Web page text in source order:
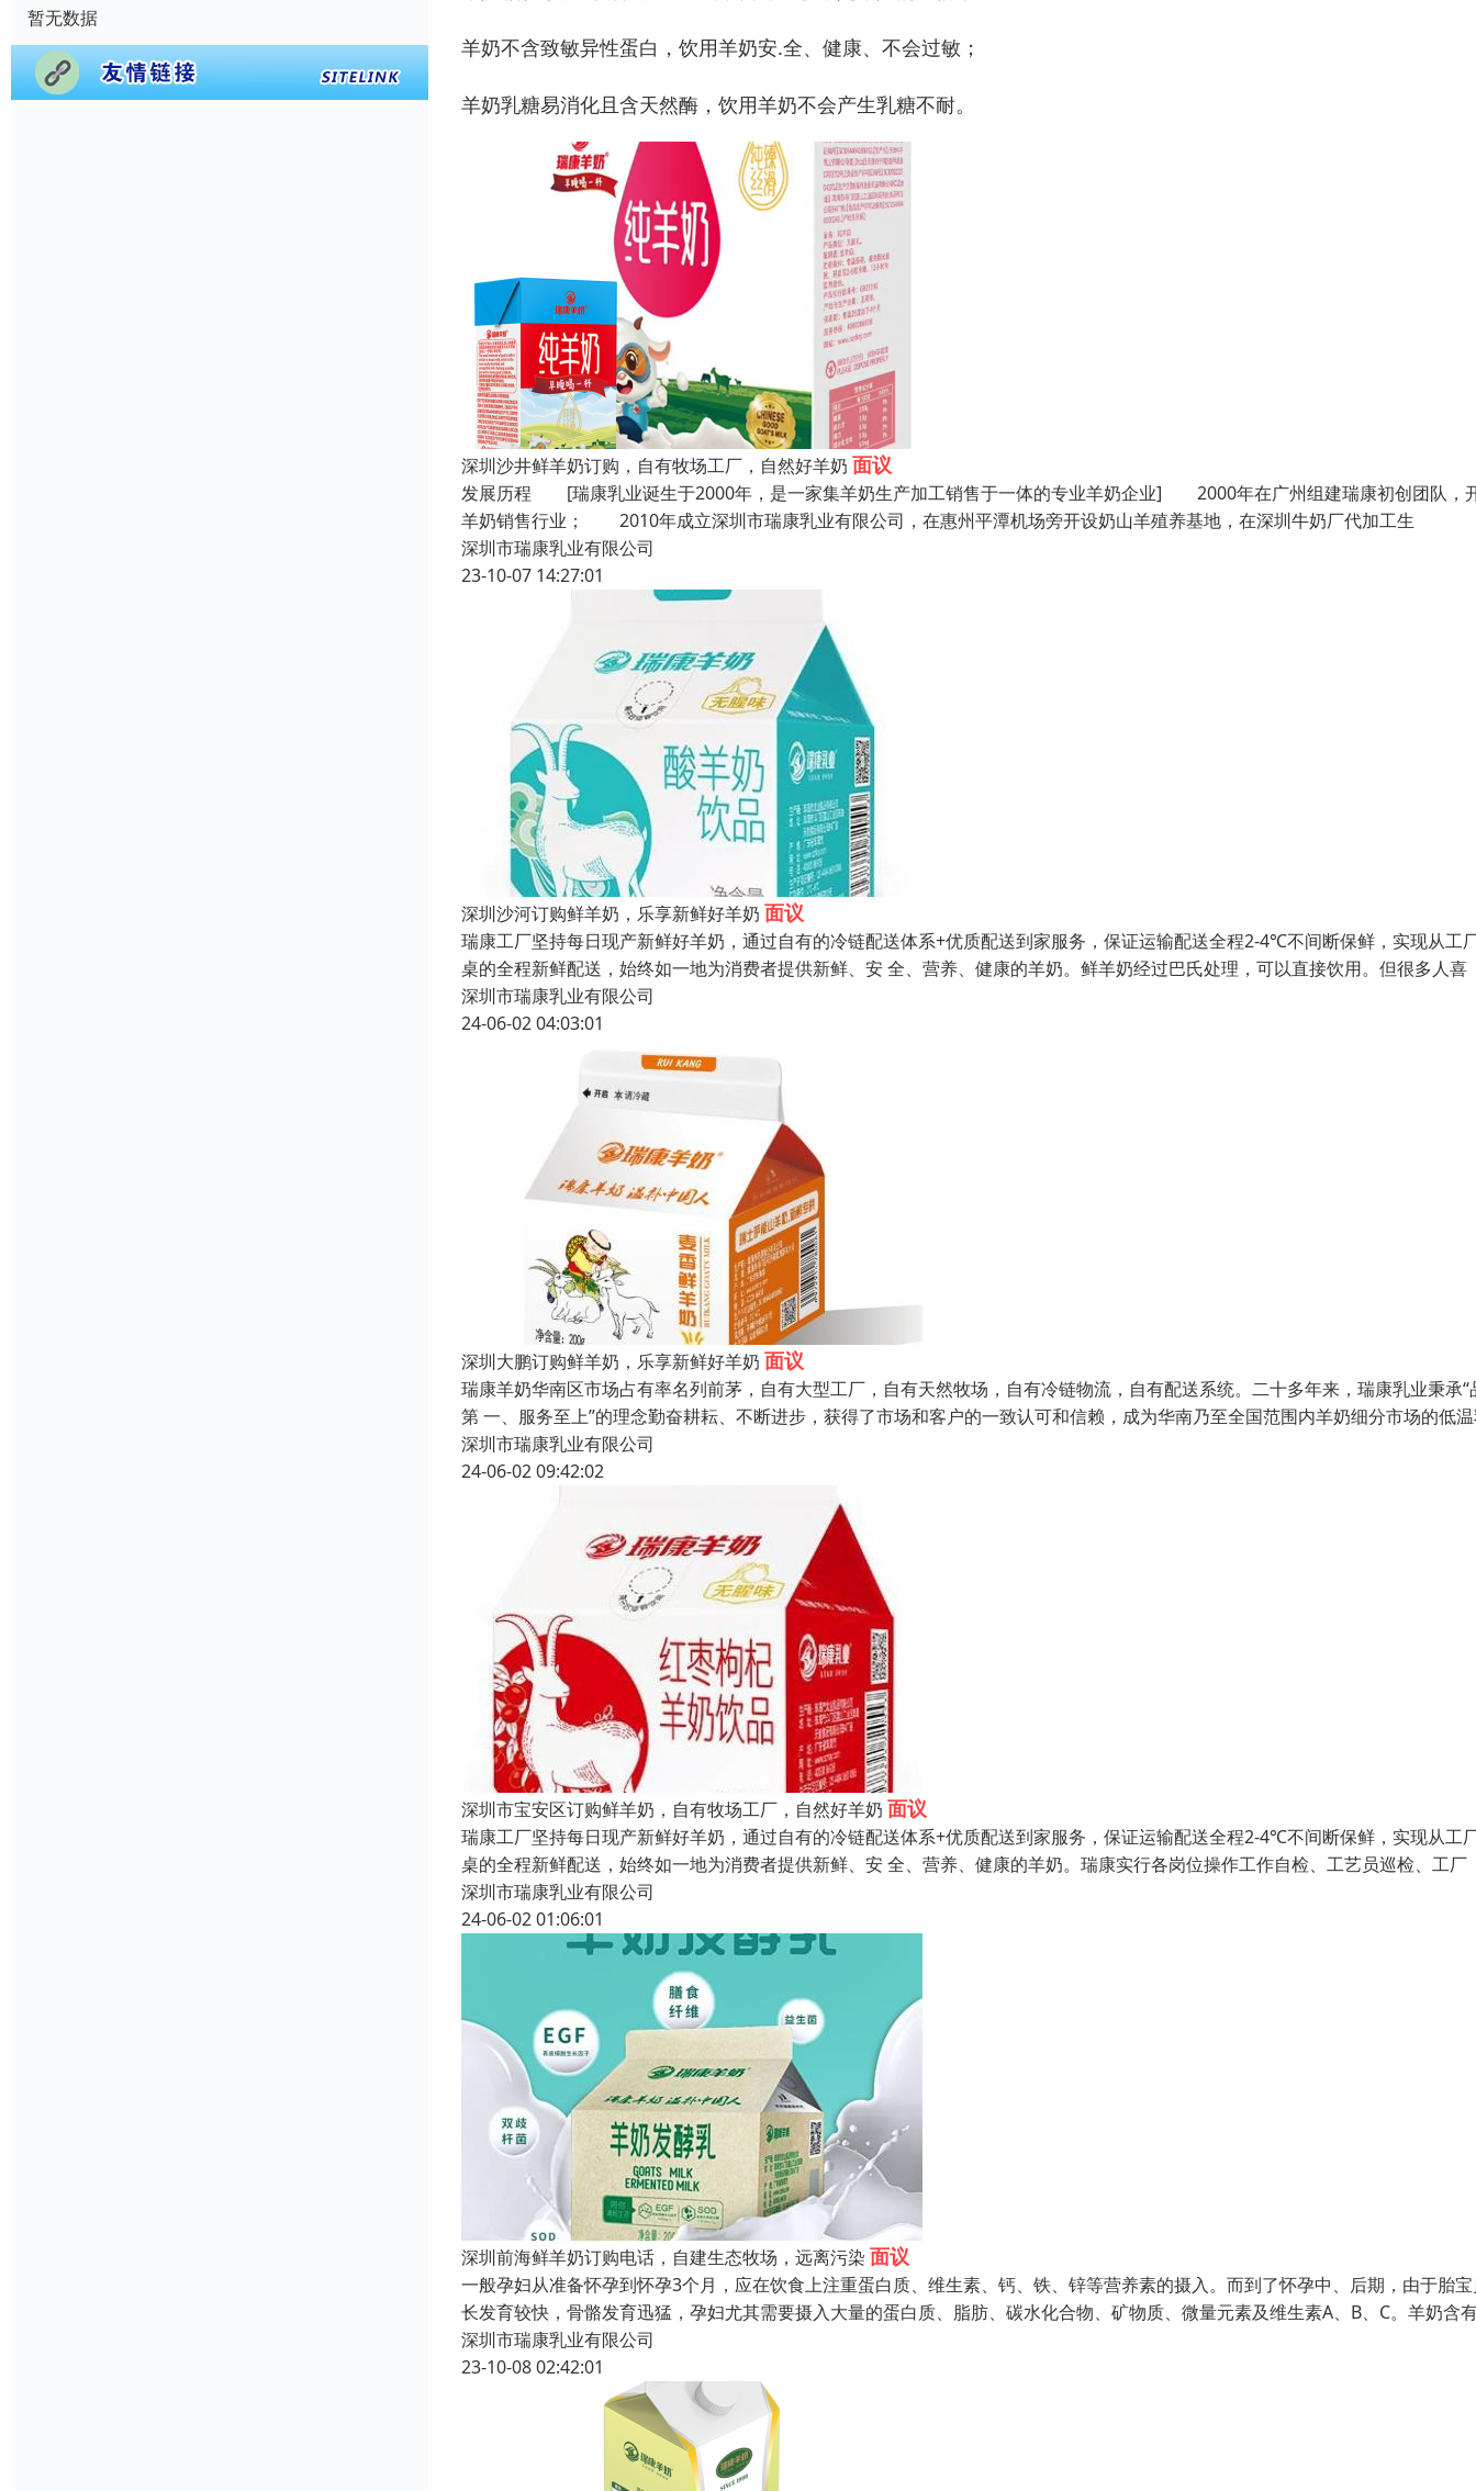
暂无数据
羊奶不含致敏异性蛋白，饮用羊奶安.全、健康、不会过敏；
羊奶乳糖易消化且含天然酶，饮用羊奶不会产生乳糖不耐。
深圳沙井鲜羊奶订购，自有牧场工厂，自然好羊奶 面议
发展历程 [瑞康乳业诞生于2000年，是一家集羊奶生产加工销售于一体的专业羊奶企业] 2000年在广州组建瑞康初创团队，
羊奶销售行业； 2010年成立深圳市瑞康乳业有限公司，在惠州平潭机场旁开设奶山羊殖养基地，在深圳牛奶厂代加工生
深圳市瑞康乳业有限公司
23-10-07 14:27:01
深圳沙河订购鲜羊奶，乐享新鲜好羊奶 面议
瑞康工厂坚持每日现产新鲜好羊奶，通过自有的冷链配送体系+优质配送到家服务，保证运输配送全程2-4℃不间断保鲜，实现从工
桌的全程新鲜配送，始终如一地为消费者提供新鲜、安 全、营养、健康的羊奶。鲜羊奶经过巴氏处理，可以直接饮用。但很多人喜
深圳市瑞康乳业有限公司
24-06-02 04:03:01
深圳大鹏订购鲜羊奶，乐享新鲜好羊奶 面议
瑞康羊奶华南区市场占有率名列前茅，自有大型工厂，自有天然牧场，自有冷链物流，自有配送系统。二十多年来，瑞康乳业秉承“
第 一、服务至上”的理念勤奋耕耘、不断进步，获得了市场和客户的一致认可和信赖，成为华南乃至全国范围内羊奶细分市场的低
深圳市瑞康乳业有限公司
24-06-02 09:42:02
深圳市宝安区订购鲜羊奶，自有牧场工厂，自然好羊奶 面议
瑞康工厂坚持每日现产新鲜好羊奶，通过自有的冷链配送体系+优质配送到家服务，保证运输配送全程2-4℃不间断保鲜，实现从工
桌的全程新鲜配送，始终如一地为消费者提供新鲜、安 全、营养、健康的羊奶。瑞康实行各岗位操作工作自检、工艺员巡检、工厂
深圳市瑞康乳业有限公司
24-06-02 01:06:01
深圳前海鲜羊奶订购电话，自建生态牧场，远离污染 面议
一般孕妇从准备怀孕到怀孕3个月，应在饮食上注重蛋白质、维生素、钙、铁、锌等营养素的摄入。而到了怀孕中、后期，由于胎
长发育较快，骨骼发育迅猛，孕妇尤其需要摄入大量的蛋白质、脂肪、碳水化合物、矿物质、微量元素及维生素A、B、C。羊奶含
深圳市瑞康乳业有限公司
23-10-08 02:42:01